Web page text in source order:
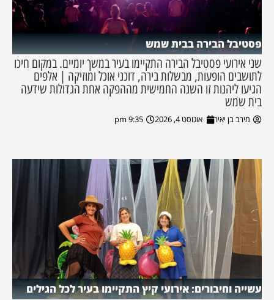
פסטיבל הבירה בבית שמש
שני אירועי פסטיבל הבירה התקיימו בעיר במשך יומיים. במקום חיכו
לתושבים הופעות, מבשלות בירה, דוכני אוכל ומוזיקה | אלפים
הגיעו ליהנות זו השנה החמישית מההפקה אחת הגדולות שידעה
בית שמש
מירב בן יאיר אוגוסט 4, 2026 9:35 pm
עשייה וחיבורים: אירועי קיץ התקיימו בעיר לכל הגילים